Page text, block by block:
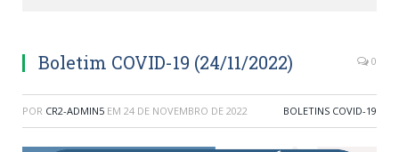
Boletim COVID-19 (24/11/2022) 0
POR CR2-ADMIN5 EM 24 DE NOVEMBRO DE 2022 BOLETINS COVID-19